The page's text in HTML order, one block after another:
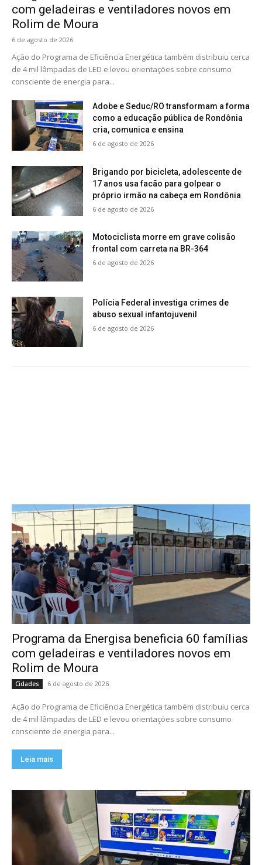
com geladeiras e ventiladores novos em
Rolim de Moura
6 de agosto de 2026
Ação do Programa de Eficiência Energética também distribuiu cerca
de 4 mil lâmpadas de LED e levou orientações sobre consumo
consciente de energia para...
Adobe e Seduc/RO transformam a forma
como a educação pública de Rondônia
cria, comunica e ensina
6 de agosto de 2026
Brigando por bicicleta, adolescente de
17 anos usa facão para golpear o
próprio irmão na cabeça em Rondônia
6 de agosto de 2026
Motociclista morre em grave colisão
frontal com carreta na BR-364
6 de agosto de 2026
Polícia Federal investiga crimes de
abuso sexual infantojuvenil
6 de agosto de 2026
Programa da Energisa beneficia 60 famílias
com geladeiras e ventiladores novos em
Rolim de Moura
Cidades 6 de agosto de 2026
Ação do Programa de Eficiência Energética também distribuiu cerca
de 4 mil lâmpadas de LED e levou orientações sobre consumo
consciente de energia para...
Leia mais